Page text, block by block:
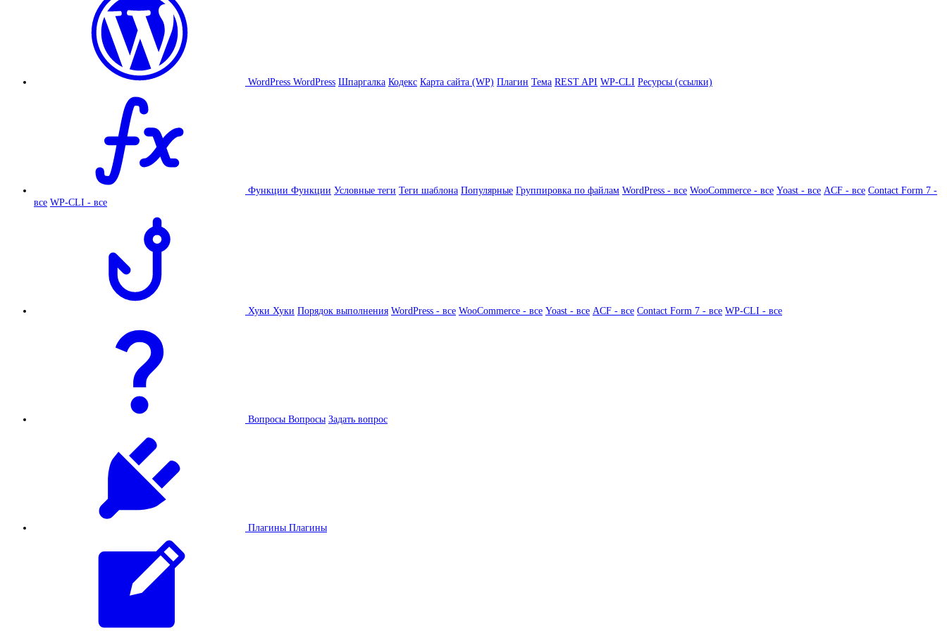
WordPress WordPress Шпаргалка Кодекс Карта сайта (WP) Плагин Тема REST API WP-CLI Ресурсы (ссылки)
Функции Функции Условные теги Теги шаблона Популярные Группировка по файлам WordPress - все WooCommerce - все Yoast - все ACF - все Contact Form 7 -
все WP-CLI - все
Хуки Хуки Порядок выполнения WordPress - все WooCommerce - все Yoast - все ACF - все Contact Form 7 - все WP-CLI - все
Вопросы Вопросы Задать вопрос
Плагины Плагины